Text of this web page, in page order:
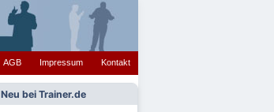
AGB Impressum Kontakt
Neu bei Trainer.de